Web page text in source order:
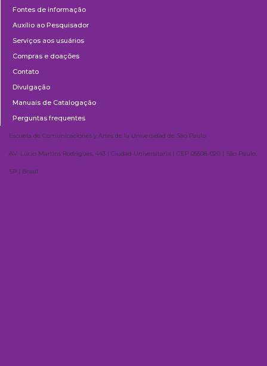
Fontes de informação
Auxílio ao Pesquisador
Serviços aos usuários
Compras e doações
Contato
Divulgação
Manuais de Catalogação
Perguntas frequentes
Escuela de Comunicaciones y Artes de la Universidad de São Paulo
AV. Lúcio Martins Rodrigues, 443 | Ciudad Universitaria | CEP 05508-020 | São Paulo,
SP | Brasil